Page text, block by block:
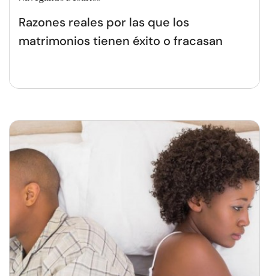
Razones reales por las que los
matrimonios tienen éxito o fracasan